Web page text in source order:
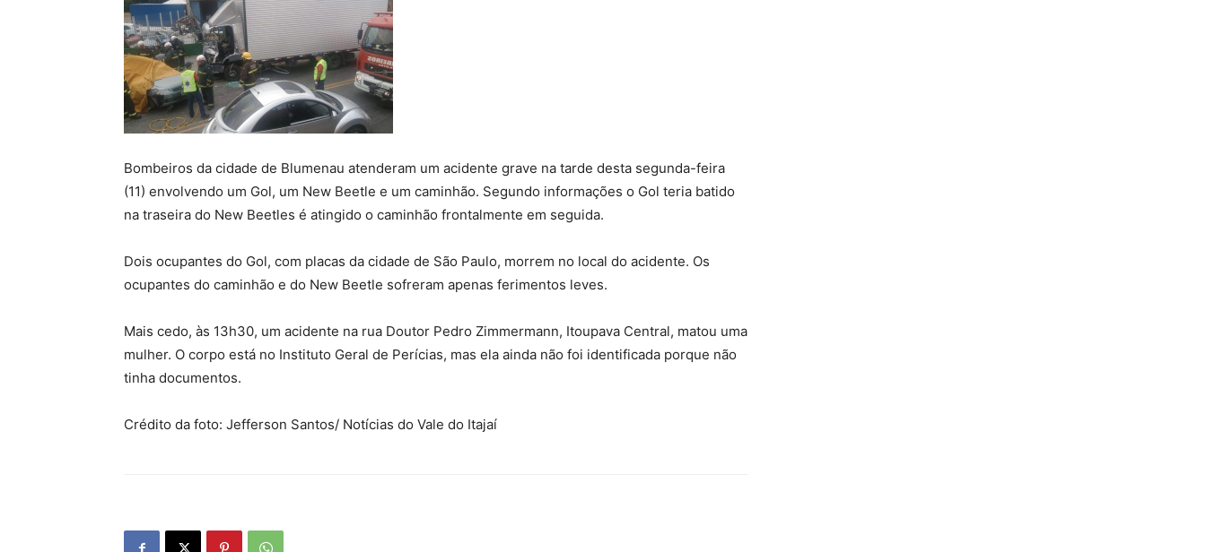
Bombeiros da cidade de Blumenau atenderam um acidente grave na tarde desta segunda-feira
(11) envolvendo um Gol, um New Beetle e um caminhão. Segundo informações o Gol teria batido
na traseira do New Beetles é atingido o caminhão frontalmente em seguida.
Dois ocupantes do Gol, com placas da cidade de São Paulo, morrem no local do acidente. Os
ocupantes do caminhão e do New Beetle sofreram apenas ferimentos leves.
Mais cedo, às 13h30, um acidente na rua Doutor Pedro Zimmermann, Itoupava Central, matou uma
mulher. O corpo está no Instituto Geral de Perícias, mas ela ainda não foi identificada porque não
tinha documentos.
Crédito da foto: Jefferson Santos/ Notícias do Vale do Itajaí